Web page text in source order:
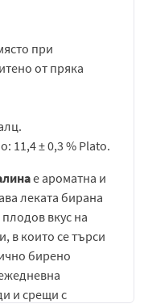
при
от пряка
11,4 ± 0,3 % Plato.
е ароматна и
леката бирана
вкус на
в които се търси
бирено
и срещи с